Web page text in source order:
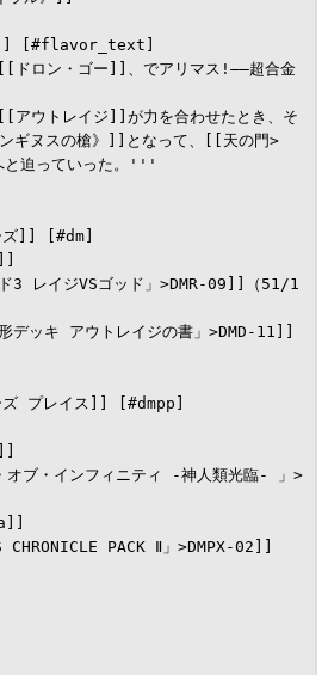
]] [#flavor_text]
ン・ゴー]]、でアリマス!――超合金
トレイジ]]が力を合わせたとき、そ
ギヌスの槍》]]となって、[[天の門>
と迫っていった。'''
ズ]] [#dm]
3 レイジVSゴッド」>DMR-09]]（51/1
ッキ アウトレイジの書」>DMD-11]]
ズ プレイス]] [#dmpp]
ブ・インフィニティ -神人類光臨- 」>
PACK Ⅱ」>DMPX-02]]